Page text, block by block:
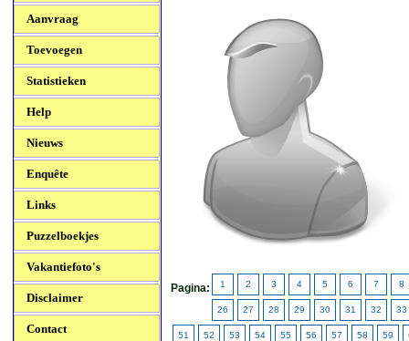
Aanvraag
Toevoegen
Statistieken
Help
Nieuws
Enquête
Links
Puzzelboekjes
Vakantiefoto's
Disclaimer
Contact
Pagina: 1 2 3 4 5 6 7 8
26 27 28 29 30 31 32 33
51 52 53 54 55 56 57 58 59